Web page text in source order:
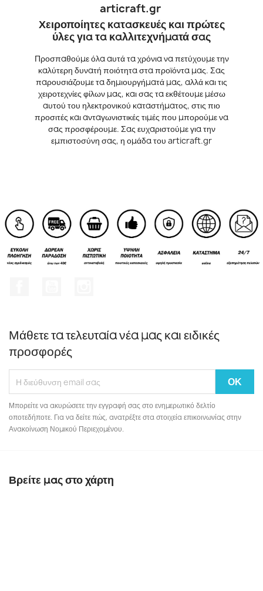
articraft.gr
Χειροποίητες κατασκευές και πρώτες
ύλες για τα καλλιτεχνήματά σας
Προσπαθούμε όλα αυτά τα χρόνια να πετύχουμε την
καλύτερη δυνατή ποιότητα στα προϊόντα μας. Σας
παρουσιάζουμε τα δημιουργήματά μας, αλλά και τις
χειροτεχνίες φίλων μας, και σας τα εκθέτουμε μέσω
αυτού του ηλεκτρονικού καταστήματος, στις πιο
προσιτές και ανταγωνιστικές τιμές που μπορούμε να
σας προσφέρουμε. Σας ευχαριστούμε για την
εμπιστοσύνη σας, η ομάδα του articraft.gr
Μάθετε τα τελευταία νέα μας και ειδικές
προσφορές
Μπορείτε να ακυρώσετε την εγγραφή σας στο ενημερωτικό δελτίο
οποτεδήποτε. Για να δείτε πώς, ανατρέξτε στα στοιχεία επικοινωνίας στην
Ανακοίνωση Νομικού Περιεχομένου.
Βρείτε μας στο χάρτη